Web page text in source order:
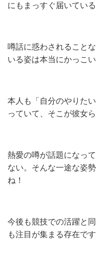
にもまっすぐ届いている
噂話に惑わされること
いる姿は本当にかっこい
本人も「自分のやりた
っていて、そこが彼女
熱愛の噂が話題になっ
ない。そんな一途な姿
ね！
今後も競技での活躍と
も注目が集まる存在です